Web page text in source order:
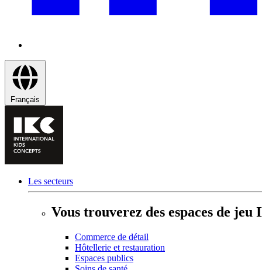
Français
Les secteurs
Vous trouverez des espaces de jeu
Commerce de détail
Hôtellerie et restauration
Espaces publics